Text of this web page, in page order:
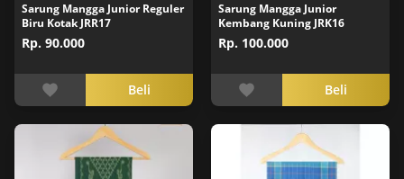
Sarung Mangga Junior Reguler
Biru Kotak JRR17
Rp. 90.000
Beli
Sarung Mangga Junior
Kembang Kuning JRK16
Rp. 100.000
Beli